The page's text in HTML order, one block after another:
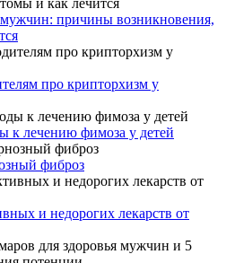
причины возникновения,
про крипторхизм у
к лечению фимоза у детей
фиброз
и недорогих лекарств от